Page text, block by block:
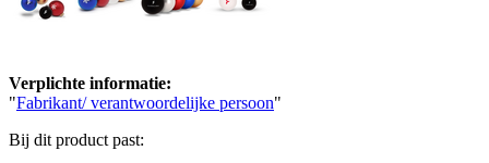
Verplichte informatie:
"Fabrikant/ verantwoordelijke persoon"
Bij dit product past: